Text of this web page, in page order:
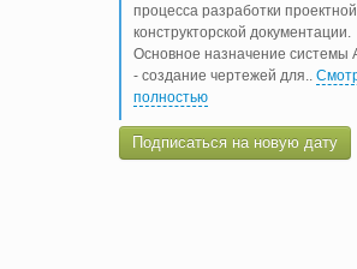
процесса разработки
конструкторской документации.
Основное назначение системы
- создание чертежей для..
полностью
Подписаться на новую дату